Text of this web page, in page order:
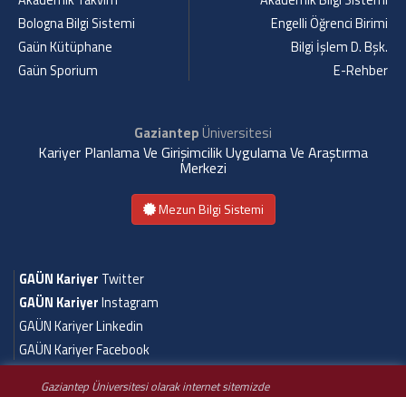
Gaziantep Üniversitesi olarak internet sitemizde
Bologna Bilgi Sistemi
Gaün Kütüphane
Gaün Sporium
Engelli Öğrenci Birimi
Bilgi İşlem D. Bşk.
E-Rehber
GaziantepÜniversitesi
Kariyer Planlama Ve Girişimcilik Uygulama Ve Araştırma
Merkezi
Mezun Bilgi Sistemi
GAÜN Kariyer Twitter
GAÜN KariyerInstagram
GAÜN Kariyer Linkedin
GAÜN Kariyer Facebook